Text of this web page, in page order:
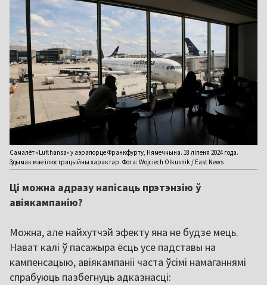
Самалёт «Lufthansa» у аэрапорце Франкфурту, Нямеччына. 18 ліпеня 2024 года.
Здымак мае ілюстрацыйны характар. Фота: Wojciech Olkusnik / East News
Ці можна адразу напісаць прэтэнзію ў
авіякампанію?
Можна, але найхутчэй эфекту яна не будзе мець.
Нават калі ў пасажыра ёсць усе падставы на
кампенсацыю, авіякампаніі часта ўсімі намаганнямі
спрабуюць пазбегнуць адказнасці: